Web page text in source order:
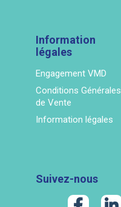
Information
légales
Engagement VMD
Conditions Générales
de Vente
Information légales
Suivez-nous